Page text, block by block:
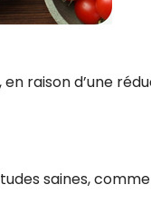
raison d’une
saines, comme